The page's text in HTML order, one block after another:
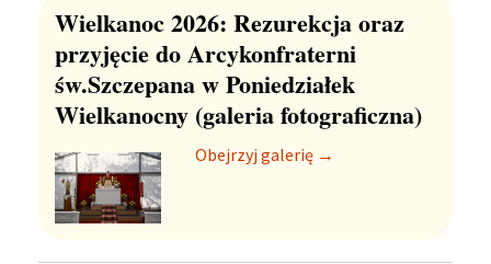
Wielkanoc 2026: Rezurekcja oraz
przyjęcie do Arcykonfraterni
św.Szczepana w Poniedziałek
Wielkanocny (galeria fotograficzna)
Obejrzyj galerię →